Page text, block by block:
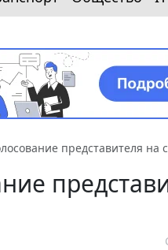
представителя на